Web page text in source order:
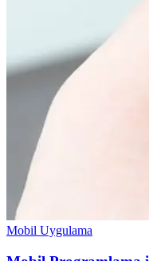
Mobil Uygulama